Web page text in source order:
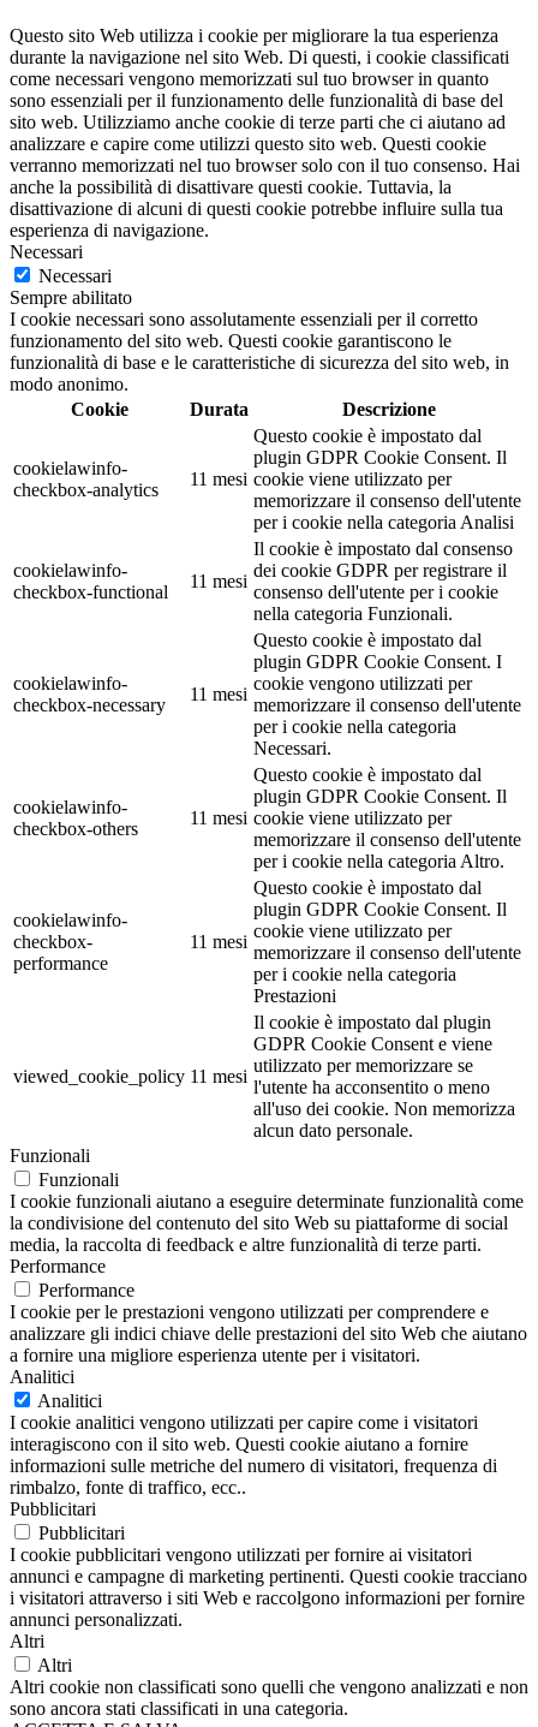
Questo sito Web utilizza i cookie per migliorare la tua esperienza
durante la navigazione nel sito Web. Di questi, i cookie classificati
come necessari vengono memorizzati sul tuo browser in quanto
sono essenziali per il funzionamento delle funzionalità di base del
sito web. Utilizziamo anche cookie di terze parti che ci aiutano ad
analizzare e capire come utilizzi questo sito web. Questi cookie
verranno memorizzati nel tuo browser solo con il tuo consenso. Hai
anche la possibilità di disattivare questi cookie. Tuttavia, la
disattivazione di alcuni di questi cookie potrebbe influire sulla tua
esperienza di navigazione.
Necessari
Necessari
Sempre abilitato
I cookie necessari sono assolutamente essenziali per il corretto
funzionamento del sito web. Questi cookie garantiscono le
funzionalità di base e le caratteristiche di sicurezza del sito web, in
modo anonimo.
Cookie
Durata Descrizione
cookielawinfo-
checkbox-analytics
11 mesi
Questo cookie è impostato dal
plugin GDPR Cookie Consent. Il
cookie viene utilizzato per
memorizzare il consenso dell'utente
per i cookie nella categoria Analisi
cookielawinfo-
checkbox-functional
11 mesi
Il cookie è impostato dal consenso
dei cookie GDPR per registrare il
consenso dell'utente per i cookie
nella categoria Funzionali.
cookielawinfo-
checkbox-necessary
11 mesi
Questo cookie è impostato dal
plugin GDPR Cookie Consent. I
cookie vengono utilizzati per
memorizzare il consenso dell'utente
per i cookie nella categoria
Necessari.
cookielawinfo-
checkbox-others
11 mesi
Questo cookie è impostato dal
plugin GDPR Cookie Consent. Il
cookie viene utilizzato per
memorizzare il consenso dell'utente
per i cookie nella categoria Altro.
cookielawinfo-
checkbox-
performance
11 mesi
Questo cookie è impostato dal
plugin GDPR Cookie Consent. Il
cookie viene utilizzato per
memorizzare il consenso dell'utente
per i cookie nella categoria
Prestazioni
viewed_cookie_policy 11 mesi
Il cookie è impostato dal plugin
GDPR Cookie Consent e viene
utilizzato per memorizzare se
l'utente ha acconsentito o meno
all'uso dei cookie. Non memorizza
alcun dato personale.
Funzionali
Funzionali
I cookie funzionali aiutano a eseguire determinate funzionalità come
la condivisione del contenuto del sito Web su piattaforme di social
media, la raccolta di feedback e altre funzionalità di terze parti.
Performance
Performance
I cookie per le prestazioni vengono utilizzati per comprendere e
analizzare gli indici chiave delle prestazioni del sito Web che aiutano
a fornire una migliore esperienza utente per i visitatori.
Analitici
Analitici
I cookie analitici vengono utilizzati per capire come i visitatori
interagiscono con il sito web. Questi cookie aiutano a fornire
informazioni sulle metriche del numero di visitatori, frequenza di
rimbalzo, fonte di traffico, ecc..
Pubblicitari
Pubblicitari
I cookie pubblicitari vengono utilizzati per fornire ai visitatori
annunci e campagne di marketing pertinenti. Questi cookie tracciano
i visitatori attraverso i siti Web e raccolgono informazioni per fornire
annunci personalizzati.
Altri
Altri
Altri cookie non classificati sono quelli che vengono analizzati e non
sono ancora stati classificati in una categoria.